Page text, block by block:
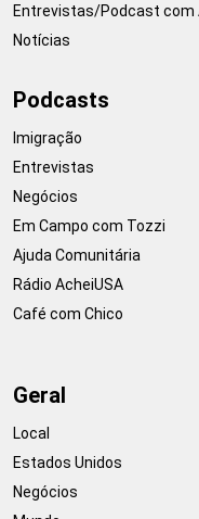
Entrevistas/Podcast com
Notícias
Podcasts
Imigração
Entrevistas
Negócios
Em Campo com Tozzi
Ajuda Comunitária
Rádio AcheiUSA
Café com Chico
Geral
Local
Estados Unidos
Negócios